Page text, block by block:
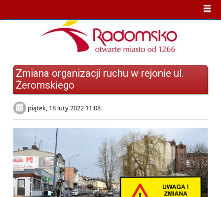
Zmiana organizacji ruchu w rejonie ul.
Żeromskiego
piątek, 18 luty 2022 11:08